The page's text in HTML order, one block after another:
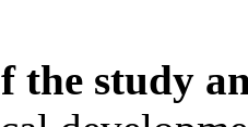
the study